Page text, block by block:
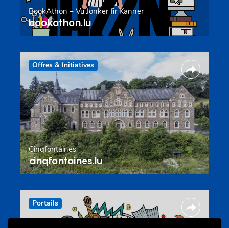
BookAthon – Vu Jonker fir Kanner
bookathon.lu
Offres & Initiatives
Cinqfontaines
cinqfontaines.lu
Portails